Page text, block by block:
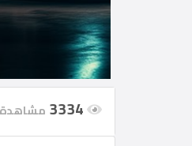
مشاهدة